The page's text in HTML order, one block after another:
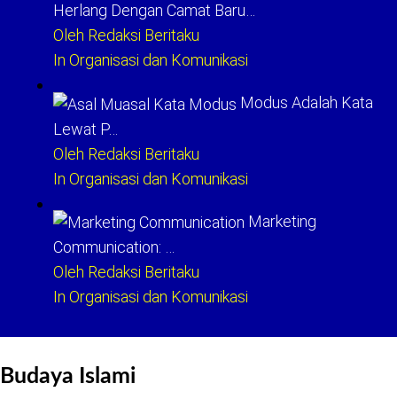
Herlang Dengan Camat Baru…
Oleh Redaksi Beritaku
In Organisasi dan Komunikasi
Modus Adalah Kata
Lewat P…
Oleh Redaksi Beritaku
In Organisasi dan Komunikasi
Marketing
Communication: …
Oleh Redaksi Beritaku
In Organisasi dan Komunikasi
Budaya Islami